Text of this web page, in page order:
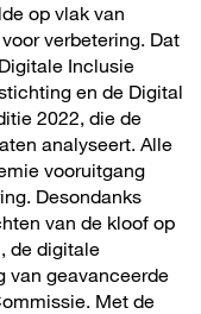
op vlak van
verbetering. Dat
Inclusie
en de Digital
2022, die de
analyseert. Alle
vooruitgang
Desondanks
van de kloof op
de digitale
van geavanceerde
Met de